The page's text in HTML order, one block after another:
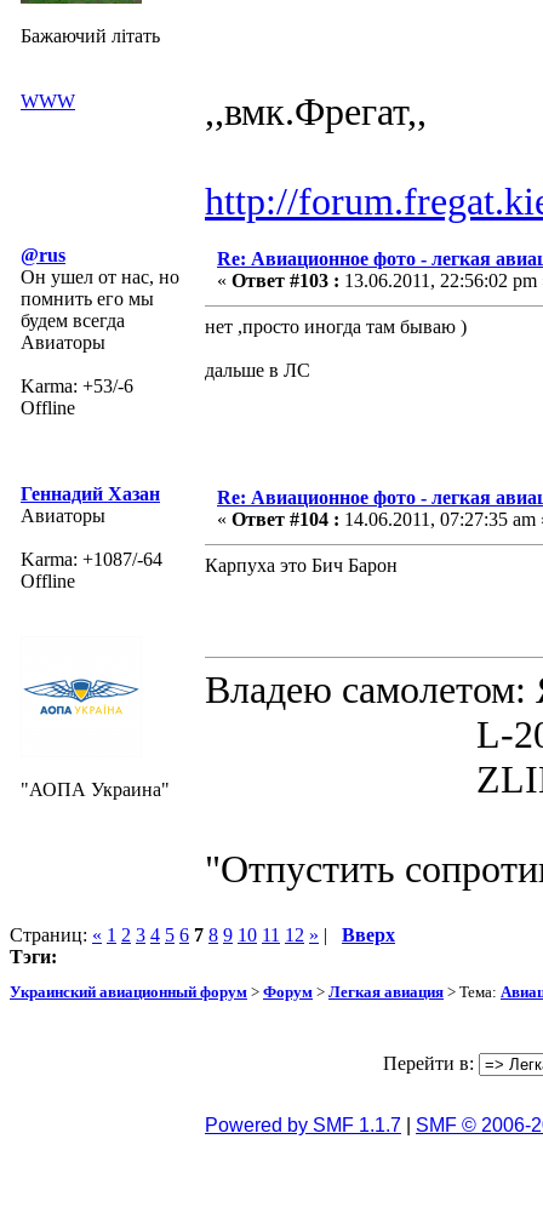
Бажаючий літать
WWW ,,вмк.Фрегат,,
http://
@rus
Он ушел от нас, но
помнить его мы
будем всегда
Авиаторы
Karma: +53/-6
Offline
Re: Авиационное фото - легкая
« Ответ #103 : 13.06.2011, 22:56:02 pm
нет ,просто иногда там бываю )
дальше в ЛС
Геннадий Хазан
Авиаторы
Karma: +1087/-64
Offline
"АОПА Украина"
Re: Авиационное фото - легкая
« Ответ #104 : 14.06.2011, 07:27:35 am
Карпуха это Бич Барон
Владею
L-200D
ZLIN 526
"Отпустить
Страниц: « 1 2 3 4 5 6 7 8 9 10 11 12 » | Вверх
Тэги:
Украинский авиационный форум > Форум > Легкая авиация > Тема:
Перейти в:
Powered by SMF 1.1.7 SMF © 2006-